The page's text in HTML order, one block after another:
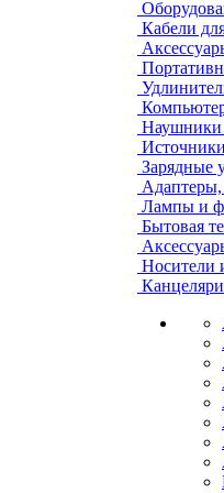
Кабели
Наушники
Зарядные
Лампы и
Бытовая
Носители